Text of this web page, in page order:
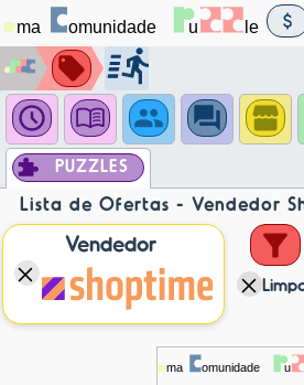
PUZZLES
Lista de Ofertas - Vendedor
Vendedor